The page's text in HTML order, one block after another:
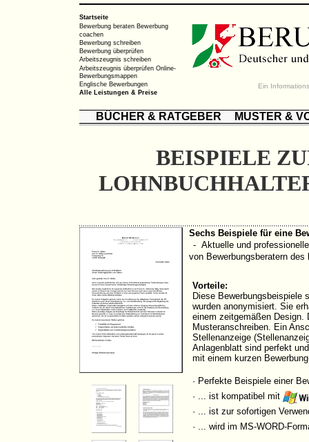
Startseite
Bewerbung beraten Bewerbung
coachen
Bewerbung schreiben
Bewerbung überprüfen
Arbeitszeugnis schreiben
Arbeitszeugnis überprüfen Online-
Bewerbungsmappen
Englische Bewerbungen
Alle Leistungen & Preise
Ein
BÜCHER & RATGEBER MUSTER &
BEISPIELE
Sechs Beispiele für eine
- Aktuelle und
von Bewerbungsberatern des
Vorteile:
Diese Bewerbungsbeispiele
wurden anonymisiert. Sie
einem zeitgemäßen Design.
Musteranschreiben. Ein
Stellenanzeige
Anlagenblatt sind perfekt
mit einem kurzen
· Perfekte Beispiele einer
· ... ist kompatibel mit
· ... ist zur sofortigen
· ... wird im MS-WORD-